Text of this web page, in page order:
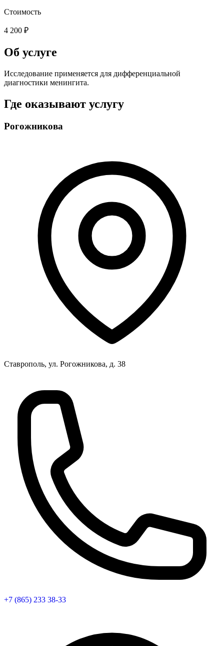
Стоимость
4 200 ₽
Об услуге
Исследование применяется для дифференциальной
диагностики менингита.
Где оказывают услугу
Рогожникова
Ставрополь, ул. Рогожникова, д. 38
+7 (865) 233 38-33